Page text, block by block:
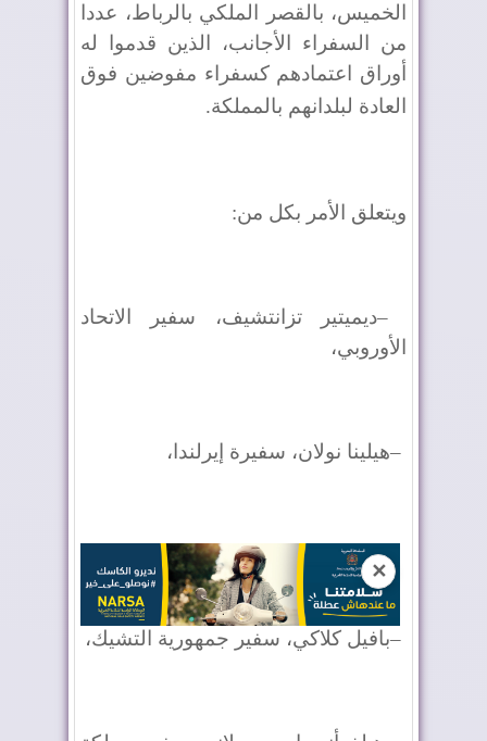
الخميس، بالقصر الملكي بالرباط، عددا
من السفراء الأجانب، الذين قدموا له
أوراق اعتمادهم كسفراء مفوضين فوق
العادة لبلدانهم بالمملكة.
ويتعلق الأمر بكل من:
–ديميتير تزانتشيف، سفير الاتحاد
الأوروبي،
–هيلينا نولان، سفيرة إيرلندا،
✕
–بافيل كلاكي، سفير جمهورية التشيك،